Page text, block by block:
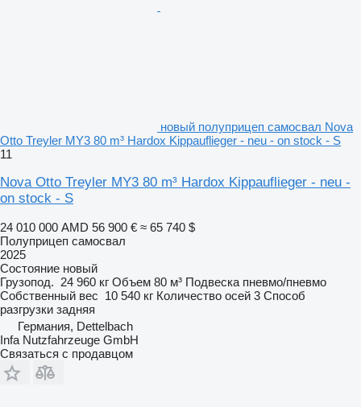
новый полуприцеп самосвал Nova
Otto Treyler MY3 80 m³ Hardox Kippauflieger - neu - on stock - S
11
Nova Otto Treyler MY3 80 m³ Hardox Kippauflieger - neu -
on stock - S
24 010 000 AMD 56 900 € ≈ 65 740 $
Полуприцеп самосвал
2025
Состояние новый
Грузопод. 24 960 кг Объем 80 м³ Подвеска пневмо/пневмо
Собственный вес 10 540 кг Количество осей 3 Способ
разгрузки задняя
Германия, Dettelbach
Infa Nutzfahrzeuge GmbH
Связаться с продавцом